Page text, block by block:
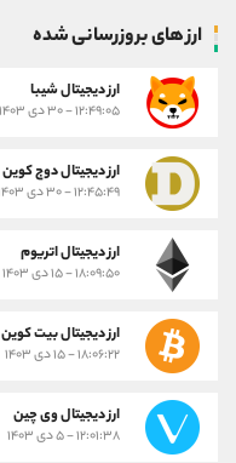
ارز های بروزرسانی شده
ارز ديجيتال شیبا
۱۲:۴۹:۰۵ - ۳۰ دی ۱۴۰۳
ارز دیجیتال دوج کوین
۱۲:۴۵:۴۹ - ۳۰ دی ۱۴۰۳
ارز دیجیتال اتریوم
۱۸:۰۹:۵۰ - ۱۵ دی ۱۴۰۳
ارز دیجیتال بیت کوین
۱۸:۰۶:۲۲ - ۱۵ دی ۱۴۰۳
ارز دیجیتال وی چین
۱۲:۰۱:۳۸ - ۵ دی ۱۴۰۳